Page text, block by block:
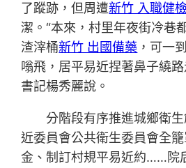
了蹤跡，但周遭新竹 入職健
潔。“本來，村里年夜街冷巷
渣滓桶新竹 出國備藥 ，可一
嗡飛，居平易近捏著鼻子繞
書記楊秀麗說。
分階段有序推進城鄉衛
近委員會公共衛生委員會全
金、制訂村規平易近約……院